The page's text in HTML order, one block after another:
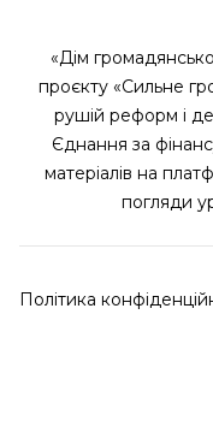
«Дім
проєкту «Сильне
рушій реформ і
Єднання за
матеріалів на
погляди
Політика